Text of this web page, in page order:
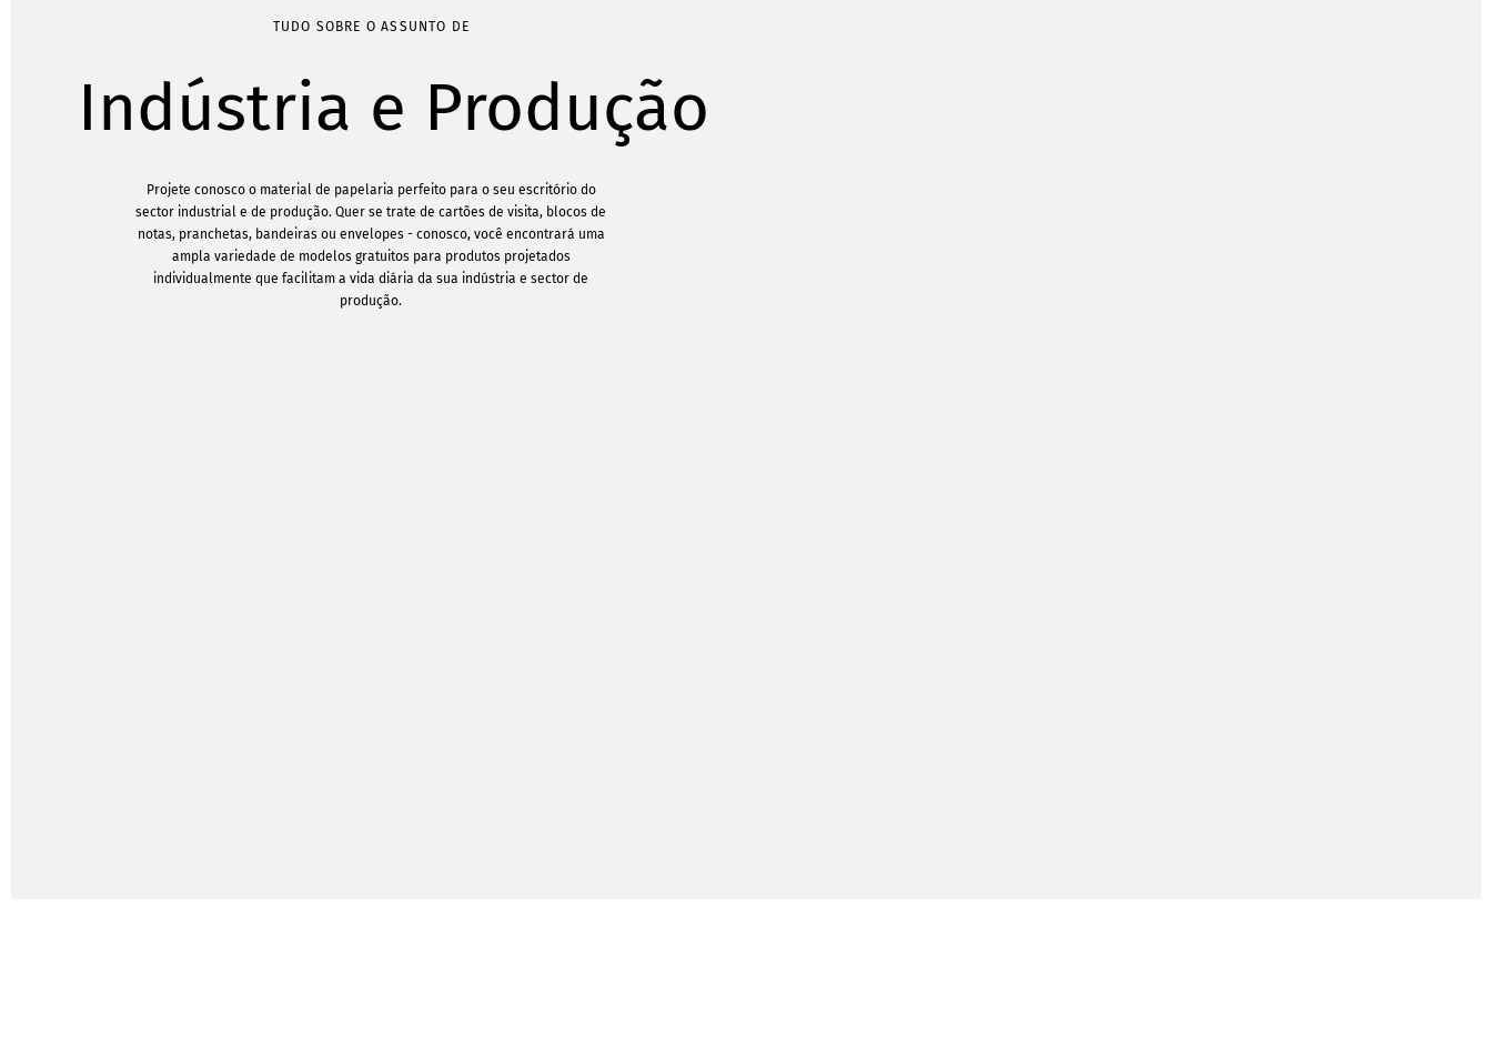
TUDO SOBRE O ASSUNTO DE
Indústria e Produção
Projete conosco o material de papelaria perfeito para o seu escritório do
sector industrial e de produção. Quer se trate de cartões de visita, blocos de
notas, pranchetas, bandeiras ou envelopes - conosco, você encontrará uma
ampla variedade de modelos gratuitos para produtos projetados
individualmente que facilitam a vida diária da sua indústria e sector de
produção.